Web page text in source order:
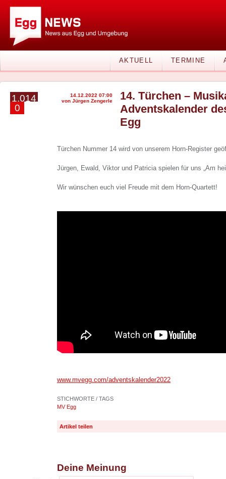
AKTUELL TERMINE
1.014
0
14.12.2022 07:00
von Jürgen Zengerle
14. Türchen –
Adventskalender
Egg
Türchen Nummer 14 wird von unserem Horn-Register
Jürgen, Ewald, Viktor und Patricia spielen für uns „Am
Wir wünschen euch viel Freude mit dem Horn-Quartett!
www.mvegg.com/adventskalender2022
STICHWORTE / TAGS
MV Egg
Artikel teilen
Deine Meinung